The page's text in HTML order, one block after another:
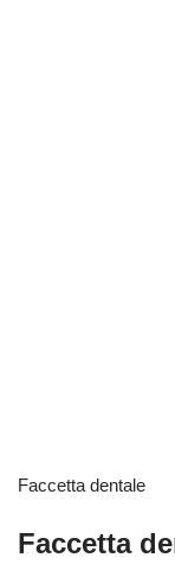
Faccetta dentale
Faccetta